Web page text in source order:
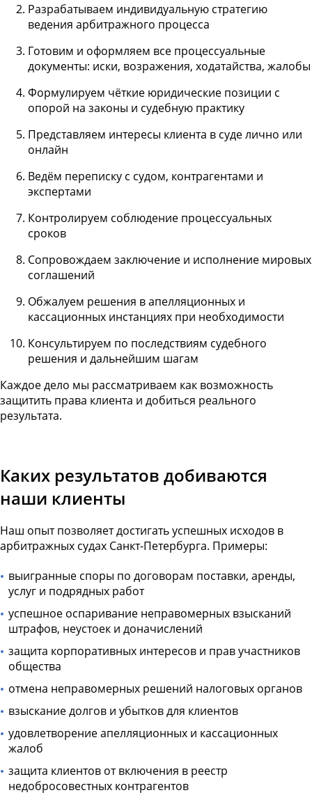
Разрабатываем индивидуальную стратегию
ведения арбитражного процесса
Готовим и оформляем все процессуальные
документы: иски, возражения, ходатайства, жалобы
Формулируем чёткие юридические позиции с
опорой на законы и судебную практику
Представляем интересы клиента в суде лично или
онлайн
Ведём переписку с судом, контрагентами и
экспертами
Контролируем соблюдение процессуальных
сроков
Сопровождаем заключение и исполнение мировых
соглашений
Обжалуем решения в апелляционных и
кассационных инстанциях при необходимости
Консультируем по последствиям судебного
решения и дальнейшим шагам
Каждое дело мы рассматриваем как возможность
защитить права клиента и добиться реального
результата.
Каких результатов добиваются
наши клиенты
Наш опыт позволяет достигать успешных исходов в
арбитражных судах Санкт-Петербурга. Примеры:
выигранные споры по договорам поставки, аренды,
услуг и подрядных работ
успешное оспаривание неправомерных взысканий
штрафов, неустоек и доначислений
защита корпоративных интересов и прав участников
общества
отмена неправомерных решений налоговых органов
взыскание долгов и убытков для клиентов
удовлетворение апелляционных и кассационных
жалоб
защита клиентов от включения в реестр
недобросовестных контрагентов